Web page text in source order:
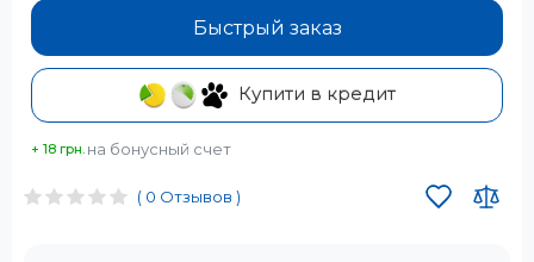
( 0 Отзывов )
Быстрый заказ
Купити в кредит
+ 18 грн. на бонусный счет